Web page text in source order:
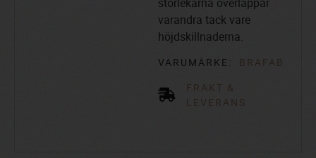
varandra tack vare
höjdskillnaderna.
VARUMÄRKE:
BRAFAB
FRAKT &
LEVERANS